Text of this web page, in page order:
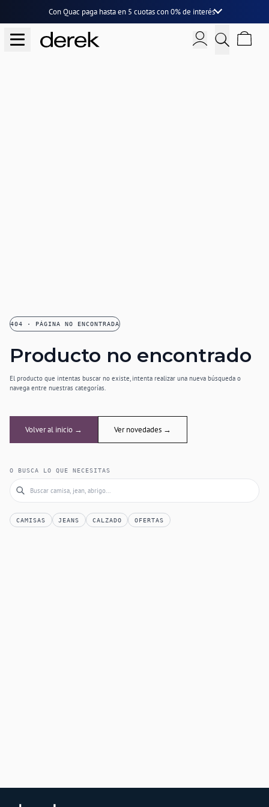
Con Quac paga hasta en 5 cuotascon0% de interés
404 · PÁGINA NO ENCONTRADA
Producto no encontrado
El producto que intentas buscar no existe, intenta realizar una nueva búsqueda o
navega entre nuestras categorías.
Volver al inicio → Ver novedades →
O BUSCA LO QUE NECESITAS
CAMISAS JEANS CALZADO OFERTAS